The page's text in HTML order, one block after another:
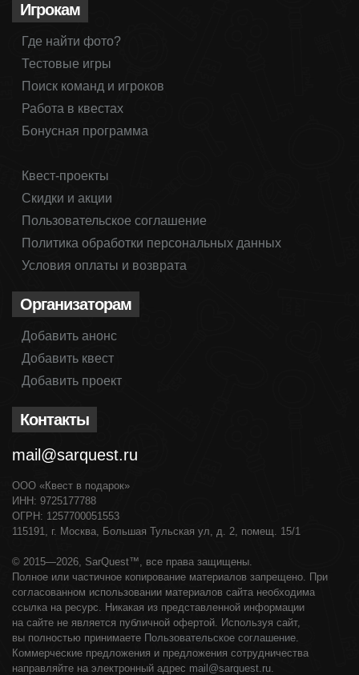
Игрокам
Где найти фото?
Тестовые игры
Поиск команд и игроков
Работа в квестах
Бонусная программа
Квест-проекты
Скидки и акции
Пользовательское соглашение
Политика обработки персональных данных
Условия оплаты и возврата
Организаторам
Добавить анонс
Добавить квест
Добавить проект
Контакты
mail@sarquest.ru
ООО «Квест в подарок»
ИНН: 9725177788
ОГРН: 1257700051553
115191, г. Москва, Большая Тульская ул, д. 2, помещ. 15/1
© 2015—2026, SarQuest™, все права защищены.
Полное или частичное копирование материалов запрещено. При
согласованном использовании материалов сайта необходима
ссылка на ресурс. Никакая из представленной информации
на сайте не является публичной офертой. Используя сайт,
вы полностью принимаете Пользовательское соглашение.
Коммерческие предложения и предложения сотрудничества
направляйте на электронный адрес mail@sarquest.ru.